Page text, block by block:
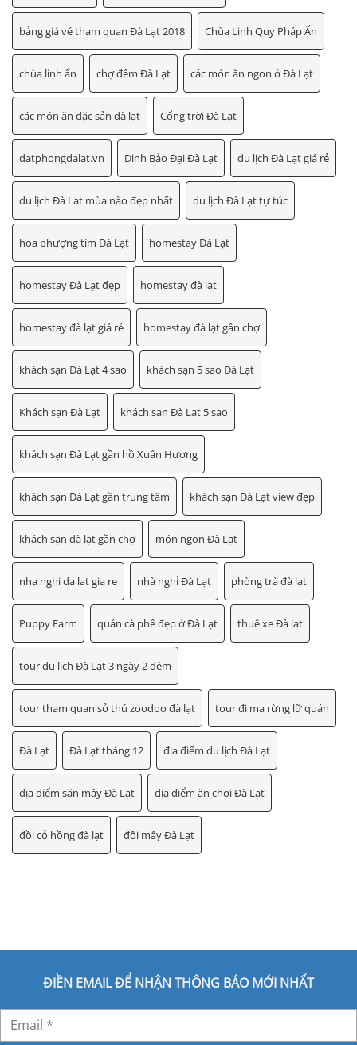
bảng giá vé tham quan Đà Lạt 2018 Chùa Linh Quy Pháp Ấn
chùa linh ẩn chợ đêm Đà Lạt các món ăn ngon ở Đà Lạt
các món ăn đặc sản đà lạt Cổng trời Đà Lạt
datphongdalat.vn Dinh Bảo Đại Đà Lạt du lịch Đà Lạt giá rẻ
du lịch Đà Lạt mùa nào đẹp nhất du lịch Đà Lạt tự túc
hoa phượng tím Đà Lạt homestay Đà Lạt
homestay Đà Lạt đẹp homestay đà lạt
homestay đà lạt giá rẻ homestay đà lạt gần chợ
khách sạn Đà Lạt 4 sao khách sạn 5 sao Đà Lạt
Khách sạn Đà Lạt khách sạn Đà Lạt 5 sao
khách sạn Đà Lạt gần hồ Xuân Hương
khách sạn Đà Lạt gần trung tâm khách sạn Đà Lạt view đẹp
khách sạn đà lạt gần chợ món ngon Đà Lạt
nha nghi da lat gia re nhà nghỉ Đà Lạt phòng trà đà lạt
Puppy Farm quán cà phê đẹp ở Đà Lạt thuê xe Đà lạt
tour du lịch Đà Lạt 3 ngày 2 đêm
tour tham quan sở thú zoodoo đà lạt tour đi ma rừng lữ quán
Đà Lạt Đà Lạt tháng 12 địa điểm du lịch Đà Lạt
địa điểm săn mây Đà Lạt địa điểm ăn chơi Đà Lạt
đồi cỏ hồng đà lạt đồi mây Đà Lạt
ĐIỀN EMAIL ĐỂ NHẬN THÔNG BÁO MỚI NHẤT